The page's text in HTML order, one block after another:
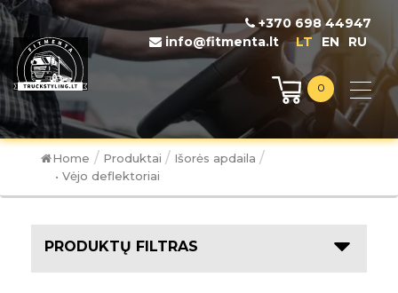
+370 698 44947
info@fitmenta.lt
LT EN RU
0
Home / Produktai / Išorės apdaila /
• Vėjo deflektoriai
PRODUKTŲ FILTRAS